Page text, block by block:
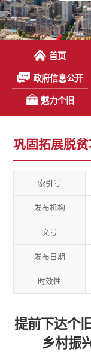
首页
政府信息公开
魅力个旧
巩固拓展脱
索引号
发布机构
文号
发布日期
时效性
提前下达个
乡村振